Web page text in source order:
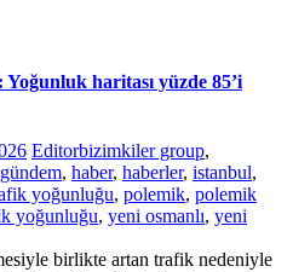
haritası yüzde 85’i
Editorbizimkiler group,
gündem, haber, haberler, istanbul,
yoğunluğu, polemik, polemik
yoğunluğu, yeni osmanlı, yeni
birlikte artan trafik nedeniyle